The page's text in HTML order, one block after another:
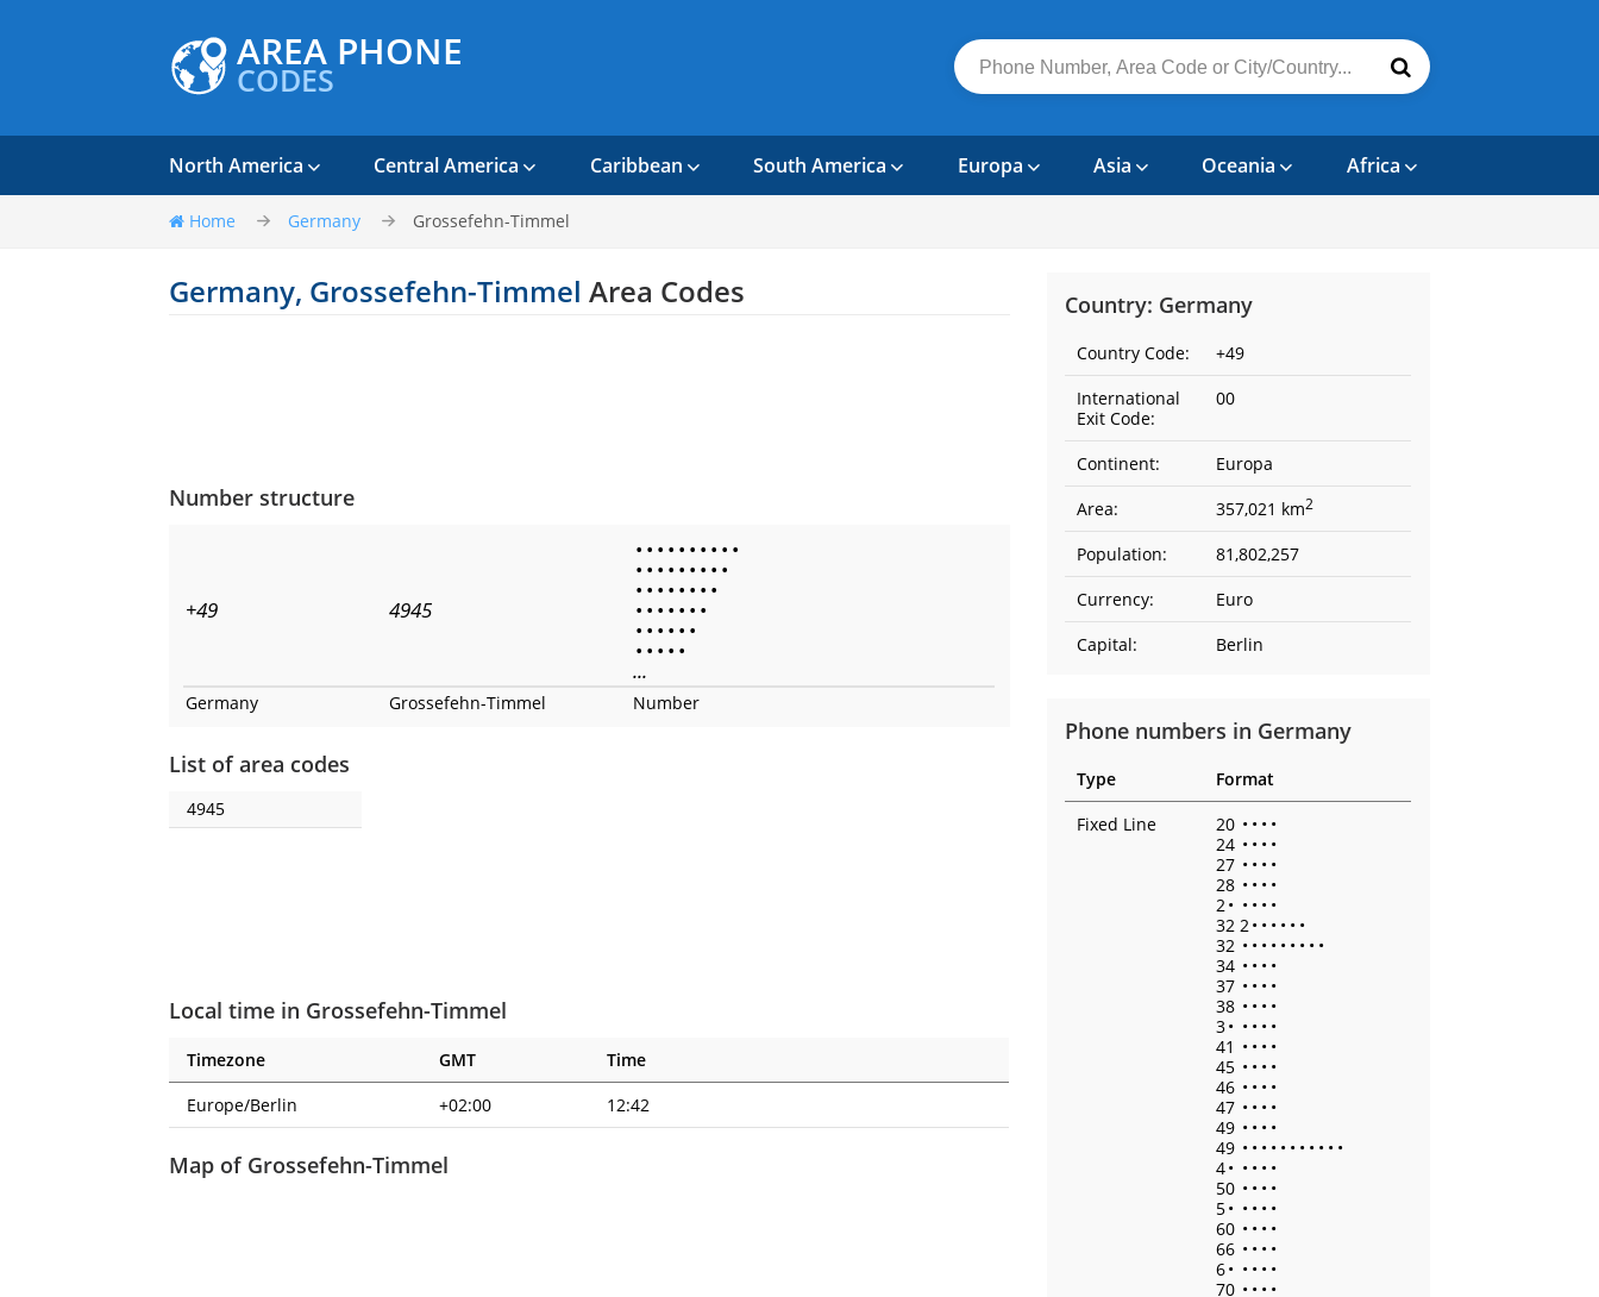
AREA PHONE
CODES
North America Central America Caribbean South America Europa Asia Oceania Africa
Home Germany Grossefehn-Timmel
Germany, Grossefehn-Timmel Area Codes
Number structure
+49 4945
• • • • • • • • • •
• • • • • • • • •
• • • • • • • •
• • • • • • •
• • • • • •
• • • • •
...
Germany Grossefehn-Timmel Number
List of area codes
4945
Local time in Grossefehn-Timmel
Timezone GMT
Time
Europe/Berlin
+02:00 12:42
Map of Grossefehn-Timmel
Country: Germany
Country Code:
+49
International
Exit Code:
00
Continent:
Europa
Area:
357,021 km2
Population:
81,802,257
Currency:
Euro
Capital:
Berlin
Phone numbers in Germany
Type
Format
Fixed Line
20 • • • •
24 • • • •
27 • • • •
28 • • • •
2• • • • •
32 2• • • • • •
32 • • • • • • • • •
34 • • • •
37 • • • •
38 • • • •
3• • • • •
41 • • • •
45 • • • •
46 • • • •
47 • • • •
49 • • • •
49 • • • • • • • • • • •
4• • • • •
50 • • • •
5• • • • •
60 • • • •
66 • • • •
6• • • • •
70 • • • •